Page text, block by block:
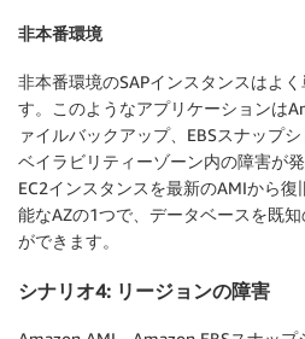
非本番環境
非本番環境のSAPインスタンスはよ
す。このようなアプリケーションは
ァイルバックアップ、EBSスナップ
ベイラビリティーゾーン内の障害が
EC2インスタンスを最新のAMIから
能なAZの1つで、データベースを既
ができます。
シナリオ4: リージョンの障害